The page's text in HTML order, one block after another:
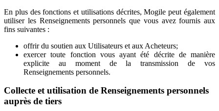
En plus des fonctions et utilisations décrites, Mogile peut également
utiliser les Renseignements personnels que vous avez fournis aux
fins suivantes :
offrir du soutien aux Utilisateurs et aux Acheteurs;
exercer toute fonction vous ayant été décrite de manière
explicite au moment de la transmission de vos
Renseignements personnels.
Collecte et utilisation de Renseignements personnels
auprès de tiers